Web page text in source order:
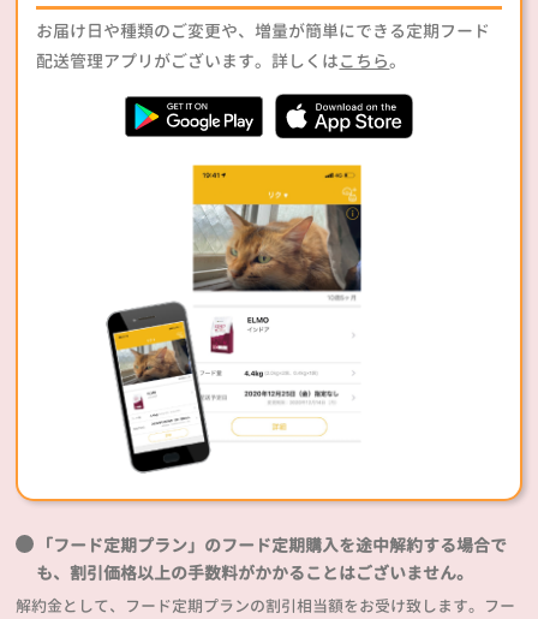
お届け日や種類のご変更や、増量が簡単にできる定期フード
配送管理アプリがございます。詳しくはこちら。
「フード定期プラン」のフード定期購入を途中解約する場合で
も、割引価格以上の手数料がかかることはございません。
解約金として、フード定期プランの割引相当額をお受け致します。フー